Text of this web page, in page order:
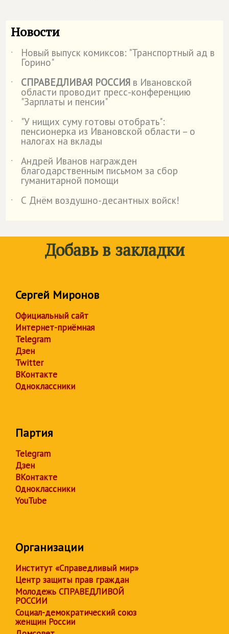
Новости
˙ Новый выпуск комиксов: "Транспортный ад в
Горино"
˙
СПРАВЕДЛИВАЯ РОССИЯ в Ивановской
области проводит пресс-конференцию
"Зарплаты и пенсии"
˙
"У нищих суму готовы отобрать":
пенсионерка из Ивановской области – о
налогах на вклады
˙
Андрей Иванов награжден
благодарственным письмом за сбор
гуманитарной помощи
˙
С Днём воздушно-десантных войск!
Добавь в закладки
Сергей Миронов
Официальный сайт
Интернет-приёмная
Telegram
Дзен
Twitter
ВКонтакте
Одноклассники
Партия
Telegram
Дзен
ВКонтакте
Одноклассники
YouTube
Организации
Институт «Справедливый мир»
Центр защиты прав граждан
Молодежь СПРАВЕДЛИВОЙ
РОССИИ
Социал-демократический союз
женщин России